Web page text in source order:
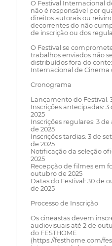
O Festival Internacional
não é responsável por
direitos autorais ou
decorrentes do não
de inscrição ou dos
O Festival se
trabalhos enviados não
distribuídos fora do
Internacional de Cinema
Cronograma
Lançamento do Festival:
Inscrições antecipadas:
2025
Inscrições regulares: 3
de 2025
Inscrições tardias: 3 de
de 2025
Notificação da seleção
2025
Recepção de filmes em
outubro de 2025
Datas do Festival: 30 de
de 2025
Processo de Inscrição
Os cineastas devem
audiovisuais até 2 de
do FESTHOME
(https://festhome.com/